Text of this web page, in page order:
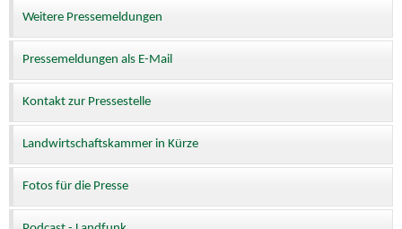
Weitere Pressemeldungen
Pressemeldungen als E-Mail
Kontakt zur Pressestelle
Landwirtschaftskammer in Kürze
Fotos für die Presse